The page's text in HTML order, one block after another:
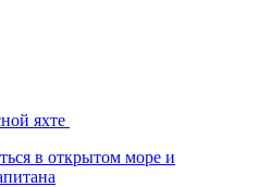
яхте
в открытом море и